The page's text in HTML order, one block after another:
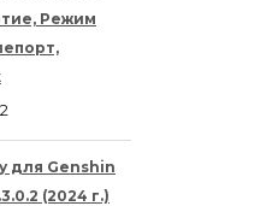
Режим
для Genshin
(2024 г.)